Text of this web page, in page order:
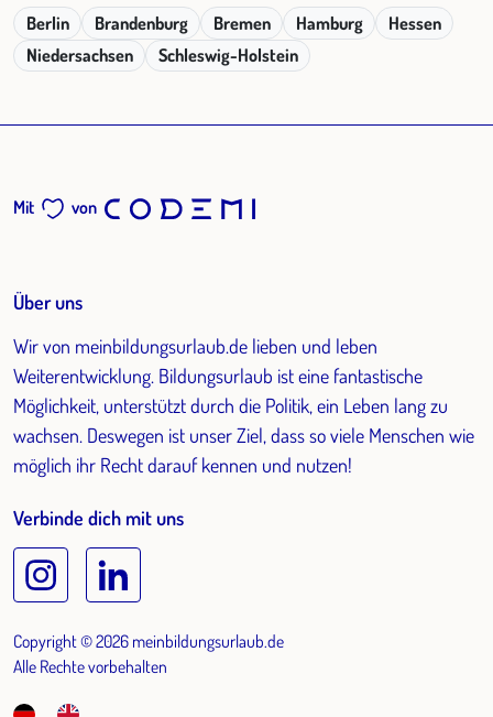
Berlin Brandenburg Bremen Hamburg
Hessen
Niedersachsen
Schleswig-Holstein
Mit von
Über uns
Wir von meinbildungsurlaub.de lieben und leben
Weiterentwicklung. Bildungsurlaub ist eine fantastische
Möglichkeit, unterstützt durch die Politik, ein Leben lang zu
wachsen. Deswegen ist unser Ziel, dass so viele Menschen wie
möglich ihr Recht darauf kennen und nutzen!
Verbinde dich mit uns
Copyright © 2026 meinbildungsurlaub.de
Alle Rechte vorbehalten